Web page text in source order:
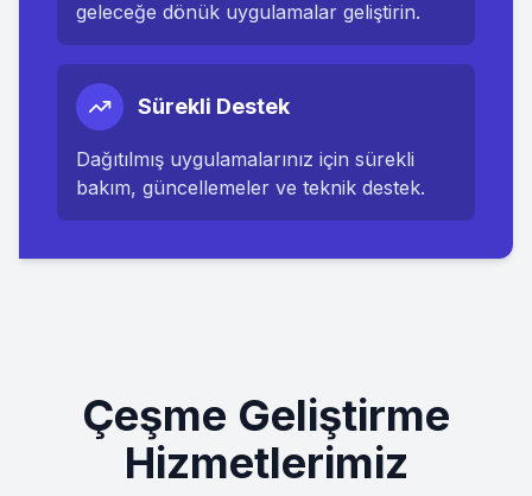
geleceğe dönük uygulamalar geliştirin.
Sürekli Destek
Dağıtılmış uygulamalarınız için sürekli
bakım, güncellemeler ve teknik destek.
Çeşme Geliştirme
Hizmetlerimiz